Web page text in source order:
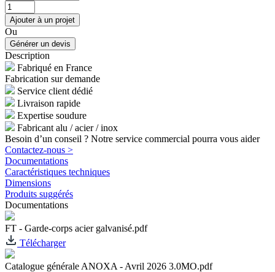
Ou
Description
Fabriqué en France
Fabrication sur demande
Service client dédié
Livraison rapide
Expertise soudure
Fabricant alu / acier / inox
Besoin d’un conseil ? Notre service commercial pourra vous aider
Contactez-nous >
Documentations
Caractéristiques techniques
Dimensions
Produits suggérés
Documentations
FT - Garde-corps acier galvanisé.pdf
Télécharger
Catalogue générale ANOXA - Avril 2026 3.0MO.pdf